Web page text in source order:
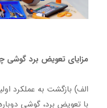
مزایای تعویض برد
الف) بازگشت به عملکرد
با تعویض برد، گوشی